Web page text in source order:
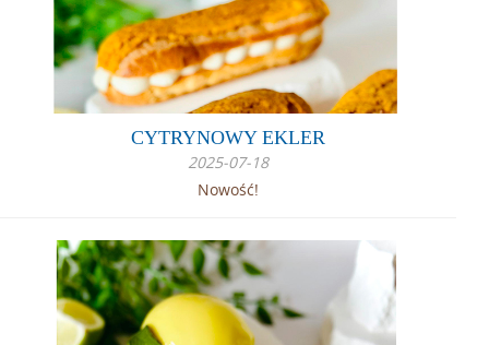
CYTRYNOWY EKLER
2025-07-18
Nowość!